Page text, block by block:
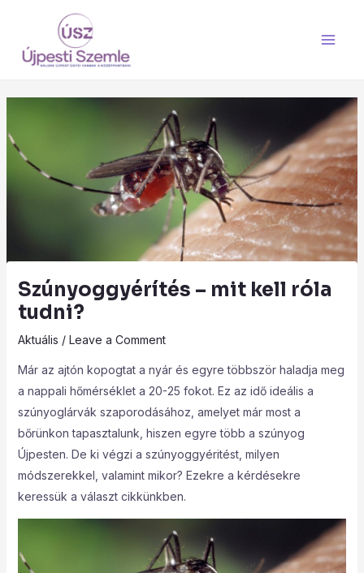
content
Szúnyoggyérítés – mit kell róla
tudni?
Aktuális / Leave a Comment
Már az ajtón kopogtat a nyár és egyre többször haladja meg
a nappali hőmérséklet a 20-25 fokot. Ez az idő ideális a
szúnyoglárvák szaporodásához, amelyet már most a
bőrünkon tapasztalunk, hiszen egyre több a szúnyog
Újpesten. De ki végzi a szúnyoggyéritést, milyen
módszerekkel, valamint mikor? Ezekre a kérdésekre
keressük a választ cikkünkben.